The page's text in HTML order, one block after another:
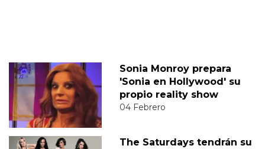
Sonia Monroy prepara
'Sonia en Hollywood' su
propio reality show
04 Febrero
The Saturdays tendrán su